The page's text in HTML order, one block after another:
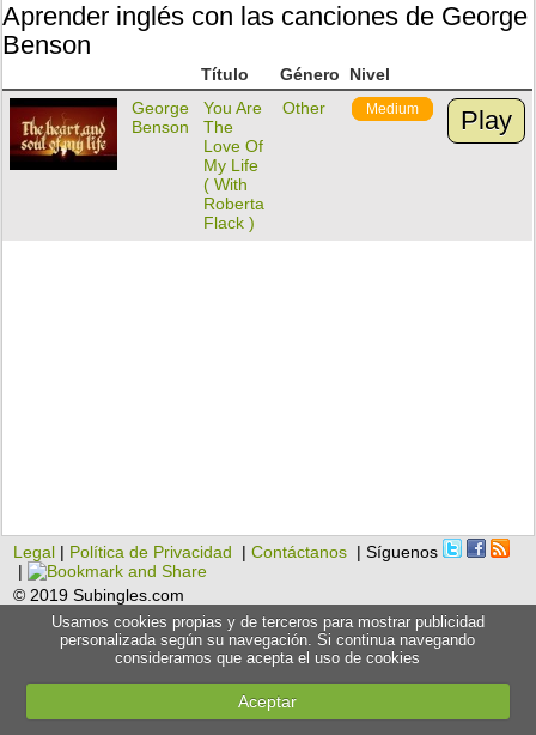
Aprender inglés con las canciones de George
Benson
Título Género
Nivel
George
Benson
You Are
The
Love Of
My Life
( With
Roberta
Flack )
Other Medium Play
Legal | Política de Privacidad |Contáctanos | Síguenos
|
© 2019 Subingles.com
Usamos cookies propias y de terceros para mostrar publicidad
personalizada según su navegación. Si continua navegando
consideramos que acepta el uso de cookies
Aceptar